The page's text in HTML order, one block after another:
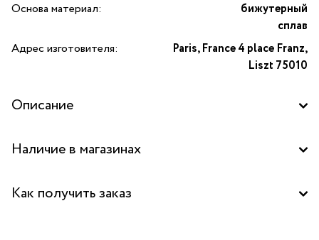
Основа материал:
бижутерный
сплав
Адрес изготовителя:
Paris, France 4 place Franz,
Liszt 75010
Описание
элегантное и стильное украшение от бренда Moon Paris.
образа и придают особый шарм любому наряду. Эти
Наличие в магазинах
Бутик "La Nature" в ТЦ "Таганский пассаж", Москва
Как получить заказ